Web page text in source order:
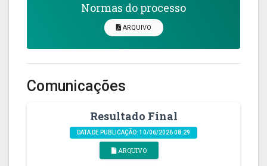
Normas do processo
ARQUIVO
Comunicações
Resultado Final
DATA DE PUBLICAÇÃO: 10/06/2026 08:29
ARQUIVO